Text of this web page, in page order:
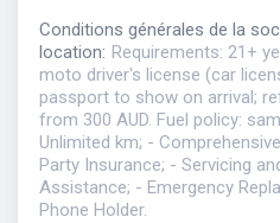
Conditions générales de la
location: Requirements: 21+
moto driver's license (car
passport to show on arrival;
from 300 AUD. Fuel policy:
Unlimited km; -
Party Insurance; - Servicing
Assistance; - Emergency
Phone Holder.